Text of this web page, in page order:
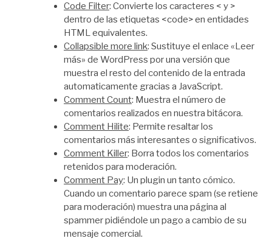
Code Filter: Convierte los caracteres < y >
dentro de las etiquetas <code> en entidades
HTML equivalentes.
Collapsible more link: Sustituye el enlace «Leer
más» de WordPress por una versión que
muestra el resto del contenido de la entrada
automaticamente gracias a JavaScript.
Comment Count: Muestra el número de
comentarios realizados en nuestra bitácora.
Comment Hilite: Permite resaltar los
comentarios más interesantes o significativos.
Comment Killer: Borra todos los comentarios
retenidos para moderación.
Comment Pay: Un plugin un tanto cómico.
Cuando un comentario parece spam (se retiene
para moderación) muestra una página al
spammer pidiéndole un pago a cambio de su
mensaje comercial.